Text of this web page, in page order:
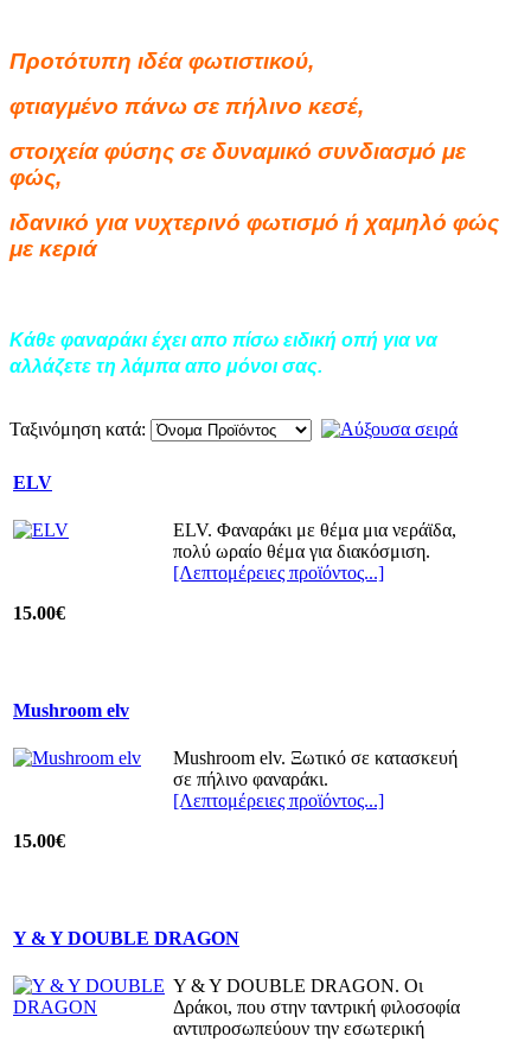
Προτότυπη ιδέα φωτιστικού,
φτιαγμένο πάνω σε πήλινο κεσέ,
στοιχεία φύσης σε δυναμικό συνδιασμό με
φώς,
ιδανικό για νυχτερινό φωτισμό ή χαμηλό φώς
με κεριά
Kάθε φαναράκι έχει απο πίσω ειδική οπή για να
αλλάζετε τη λάμπα απο μόνοι σας.
Ταξινόμηση κατά:
ELV
ELV. Φαναράκι με θέμα μια νεράϊδα,
πολύ ωραίο θέμα για διακόσμιση.
[Λεπτομέρειες προϊόντος...]
15.00€
Mushroom elv
Mushroom elv. Ξωτικό σε κατασκευή
σε πήλινο φαναράκι.
[Λεπτομέρειες προϊόντος...]
15.00€
Y & Y DOUBLE DRAGON
Y & Y DOUBLE DRAGON. Oι
Δράκοι, που στην ταντρική φιλοσοφία
αντιπροσωπεύουν την εσωτερική